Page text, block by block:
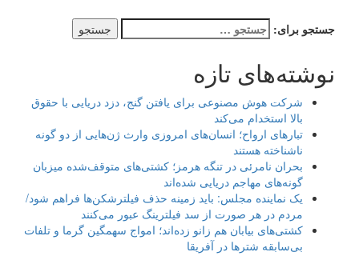
جستجو برای:
نوشته‌های تازه
شرکت هوش مصنوعی برای یافتن گنج، دزد دریایی با حقوق
بالا استخدام می‌کند
تبارهای ارواح؛ انسان‌های امروزی وارث ژن‌هایی از دو گونه
ناشناخته هستند
بحران نامرئی در تنگه هرمز؛ کشتی‌های متوقف‌شده میزبان
گونه‌های مهاجم دریایی شده‌اند
یک نماینده مجلس: باید زمینه حذف فیلترشکن‌ها فراهم شود/
مردم در هر صورت از سد فیلترینگ عبور می‌کنند
کشتی‌های بیابان هم زانو زده‌اند؛ امواج سهمگین گرما و تلفات
بی‌سابقه شترها در آفریقا